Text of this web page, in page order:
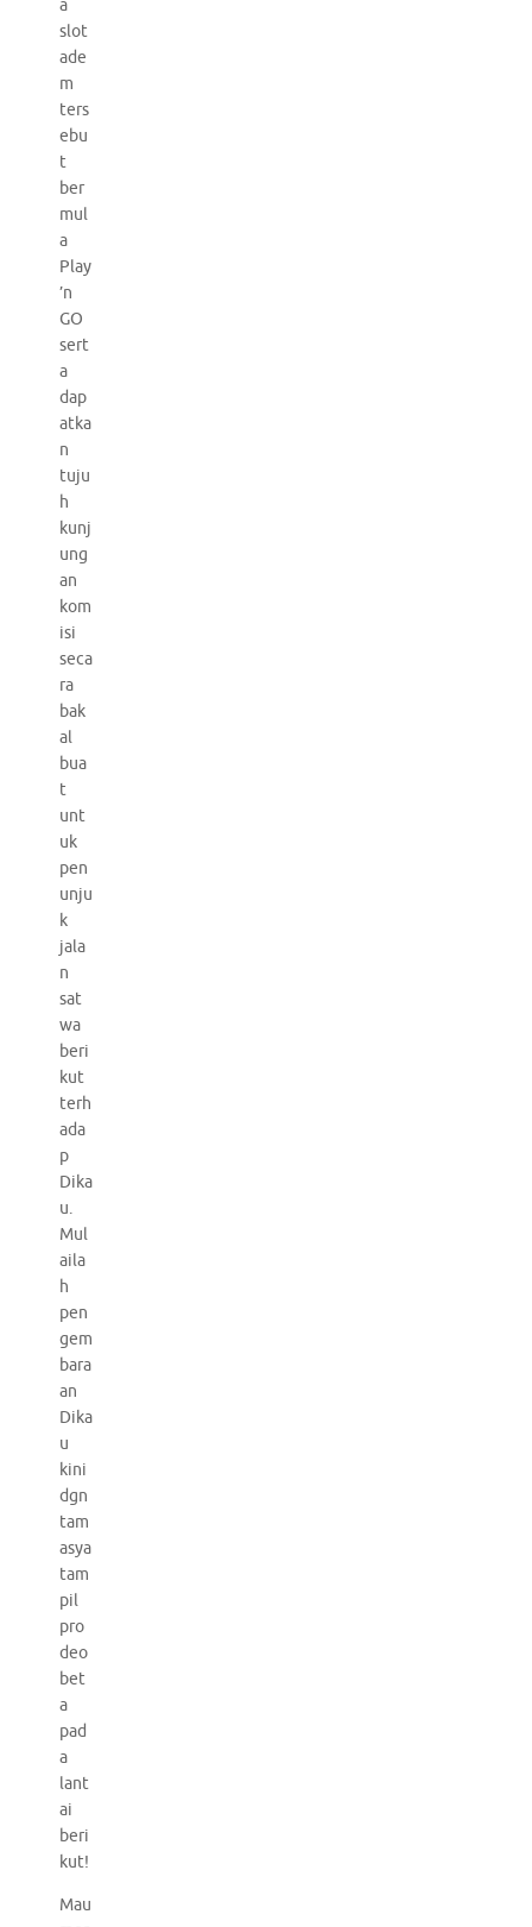
a
slot
ade
m
ters
ebu
t
ber
mul
a
Play
’n
GO
sert
a
dap
atka
n
tuju
h
kunj
ung
an
kom
isi
seca
ra
bak
al
bua
t
unt
uk
pen
unju
k
jala
n
sat
wa
beri
kut
terh
ada
p
Dika
u.
Mul
aila
h
pen
gem
bara
an
Dika
u
kini
dgn
tam
asya
tam
pil
pro
deo
bet
a
pad
a
lant
ai
beri
kut!
Mau